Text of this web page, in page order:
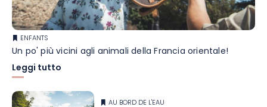
ENFANTS
Un po' più vicini agli animali della Francia orientale!
Leggi tutto
AU BORD DE L'EAU